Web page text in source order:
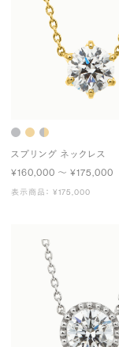
スプリング ネックレス
¥160,000 〜 ¥175,000
表示商品： ¥175,000